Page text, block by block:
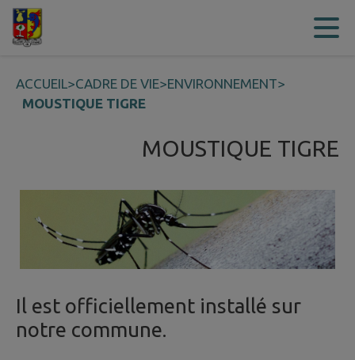
Contenu
ACCUEIL>CADRE DE VIE>ENVIRONNEMENT>
MOUSTIQUE TIGRE
MOUSTIQUE TIGRE
Il est officiellement installé sur
notre commune.